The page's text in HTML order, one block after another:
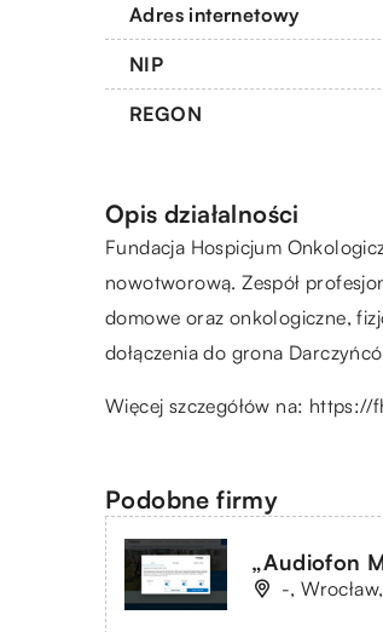
Adres internetowy
NIP
REGON
Opis działalności
Fundacja Hospicjum
nowotworową. Zespół
domowe oraz onkologiczne,
dołączenia do grona
Więcej szczegółów na: https://
Podobne firmy
„Audiofon
-,